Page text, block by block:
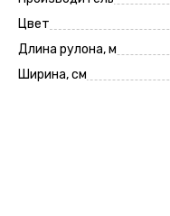
Цвет
Длина рулона, м
Ширина, см